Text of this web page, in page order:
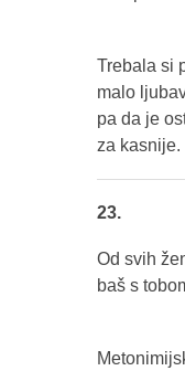
Trebala si
malo
pa da je
za kasnije.
23.
Od svih
baš s